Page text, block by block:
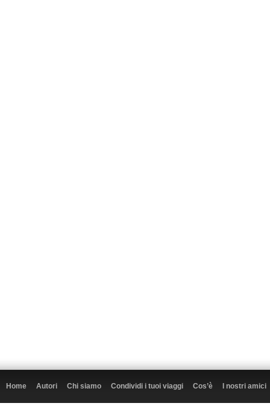
Home Autori Chi siamo Condividi i tuoi viaggi Cos’è I nostri amici